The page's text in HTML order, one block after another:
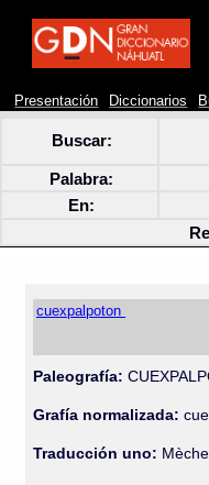
Presentación Diccionarios
Buscar:
Palabra:
En:
cuexpalpoton
Paleografía:
Grafía normalizada:
Traducción uno: